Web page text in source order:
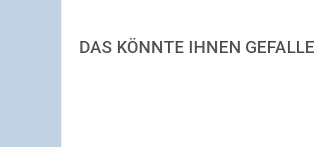
DAS KÖNNTE IHNEN